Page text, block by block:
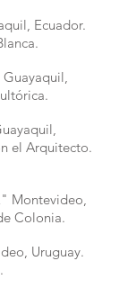
Ecuador.
el Arquitecto.
Montevideo,
Colonia.
Uruguay.